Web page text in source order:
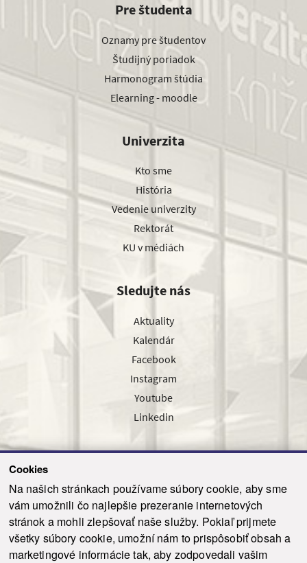
Cookies
Na našich stránkach používame súbory cookie, aby sme
vám umožnili čo najlepšie prezeranie internetových
stránok a mohli zlepšovať naše služby. Pokiaľ prijmete
všetky súbory cookie, umožní nám to prispôsobiť obsah a
marketingové informácie tak, aby zodpovedali vašim
Pre študenta
Oznamy pre študentov
Študijný poriadok
Harmonogram štúdia
Elearning - moodle
Univerzita
Kto sme
História
Vedenie univerzity
Rektorát
KU v médiách
Sledujte nás
Aktuality
Kalendár
Facebook
Instagram
Youtube
Linkedin
Odoslať